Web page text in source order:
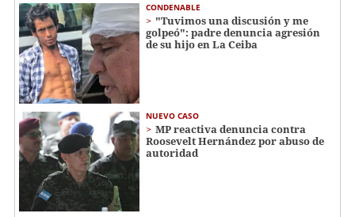
CONDENABLE
"Tuvimos una discusión y me
golpeó": padre denuncia agresión
de su hijo en La Ceiba
NUEVO CASO
MP reactiva denuncia contra
Roosevelt Hernández por abuso de
autoridad